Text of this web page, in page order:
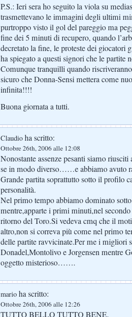
P.S.: Ieri sera ho seguito la viola su
trasmettevano le immagini degli ultimi
purtroppo visto il gol del pareggio ma
fine dei 5 minuti di recupero, quando
decretato la fine, le proteste dei
ha spiegato a questi signori che le partite
Comunque tranquilli quando
sicuro che Donna-Sensi mettera come
infinita!!!!
Buona giornata a tutti.
Claudio ha scritto:
Ottobre 26th, 2006 alle 12:08
Nonostante assenze pesanti siamo riusciti
se in modo diverso……e abbiamo avuto
Grande partita soprattutto sotto il profilo
personalità.
Nel primo tempo abbiamo dominato
mentre,apparte i primi minuti,nel
ritorno del Toro.Si vedeva cmq che il
altro,non si correva più come nel primo
delle partite ravvicinate.Per me i migliori
Donadel,Montolivo e Jorgensen
oggetto misterioso…….
mario ha scritto:
Ottobre 26th, 2006 alle 12:26
TUTTO BELLO TUTTO BENE.